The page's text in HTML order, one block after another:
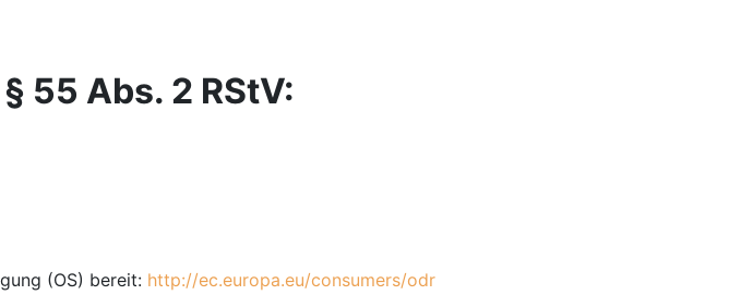
55 Abs. 2 RStV:
(OS) bereit: http://ec.europa.eu/consumers/odr